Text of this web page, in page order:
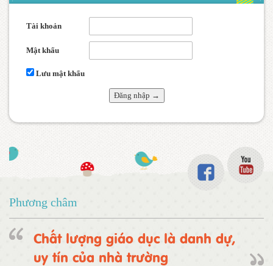
Tài khoản
Mật khẩu
Lưu mật khẩu
Phương châm
Chất lượng giáo dục là danh dự,
uy tín của nhà trường